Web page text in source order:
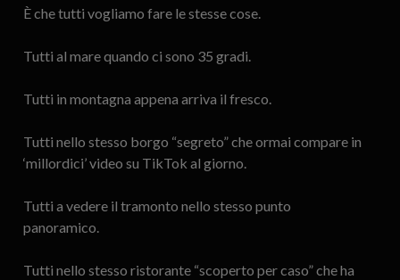
È che tutti vogliamo fare le stesse cose.
Tutti al mare quando ci sono 35 gradi.
Tutti in montagna appena arriva il fresco.
Tutti nello stesso borgo “segreto” che ormai compare in
‘millordici’ video su TikTok al giorno.
Tutti a vedere il tramonto nello stesso punto
panoramico.
Tutti nello stesso ristorante “scoperto per caso” che ha